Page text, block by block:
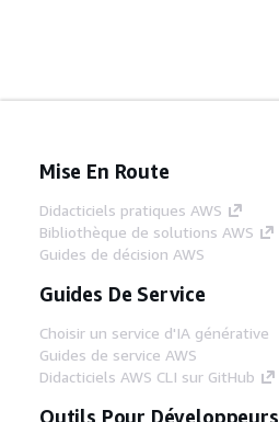
Mise En Route
Didacticiels pratiques AWS
Bibliothèque de solutions AWS
Guides de décision AWS
Guides De Service
Choisir un service d'IA générative
Guides de service AWS
Didacticiels AWS CLI sur GitHub
Outils Pour Développeurs